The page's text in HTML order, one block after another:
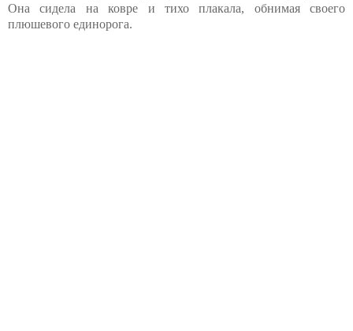
Она сидела на ковре и тихо плакала, обнимая своего
плюшевого единорога.